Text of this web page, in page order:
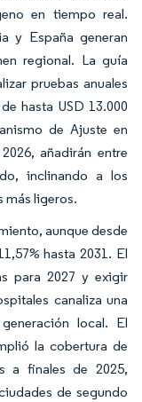
en tiempo real.
y España generan
regional. La guía
pruebas anuales
hasta USD 13.000
de Ajuste en
añadirán entre
inclinando a los
más ligeros.
aunque desde
hasta 2031. El
para 2027 y exigir
canaliza una
local. El
la cobertura de
a finales de 2025,
de segundo